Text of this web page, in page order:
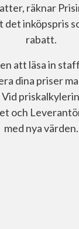
räknar
det inköpspris
rabatt.
att läsa in
dina priser
och
med nya värden.